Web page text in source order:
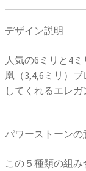
デザイン説明
人気の6ミリと4
凰（3,4,6ミリ）
してくれるエレ
パワーストーンの
この５種類の組